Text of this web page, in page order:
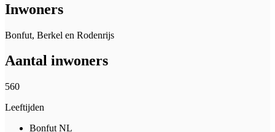
Inwoners
Bonfut, Berkel en Rodenrijs
Aantal inwoners
560
Leeftijden
Bonfut NL